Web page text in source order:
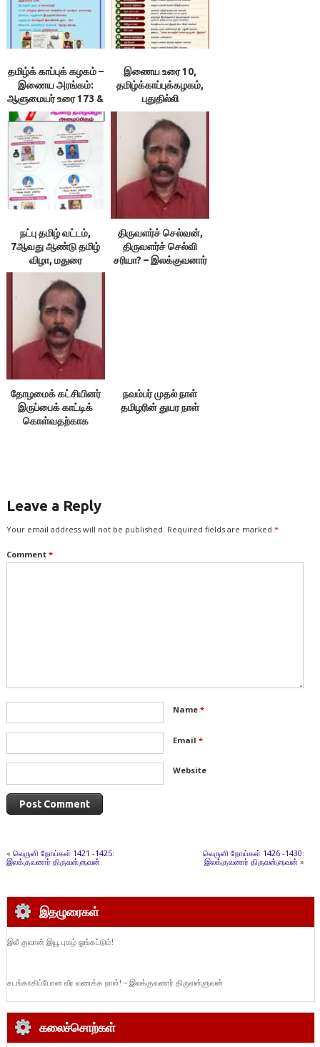
தமிழ்க் காப்புக் கழகம் –
இணைய அரங்கம்:
ஆளுமையர் உரை 173 &
174 ; நூலரங்கம்
இணைய உரை 10,
தமிழ்க்காப்புக்கழகம்,
புதுதில்லி
நட்பு தமிழ் வட்டம்,
7ஆவது ஆண்டு தமிழ்
விழா, மதுரை
திருவளர்ச் செல்வன்,
திருவளர்ச் செல்வி
சரியா? – இலக்குவனார்
தோழமைக் கட்சியினர்
இருப்பைக் காட்டிக்
கொள்வதற்காக
நவம்பர் முதல் நாள்
தமிழரின் துயர நாள்
Leave a Reply
Your email address will not be published. Required fields are marked *
Comment *
Name *
Email *
Website
« வெருளி நோய்கள் 1421 -1425:
இலக்குவனார் திருவள்ளுவன்
வெருளி நோய்கள் 1426 -1430:
இலக்குவனார் திருவள்ளுவன் »
இதழுரைகள்
இலீ குவான் இயூ புகழ் ஓங்கட்டும்!
சடங்காகிப்போன வீர வணக்க நாள்! – இலக்குவனார் திருவள்ளுவன்
கலைச்சொற்கள்